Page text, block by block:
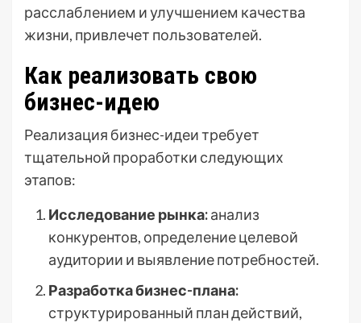
расслаблением и улучшением качества
жизни, привлечет пользователей.
Как реализовать свою
бизнес-идею
Реализация бизнес-идеи требует
тщательной проработки следующих
этапов:
Исследование рынка:анализ
конкурентов, определение целевой
аудитории и выявление потребностей.
Разработка бизнес-плана:
структурированный план действий,